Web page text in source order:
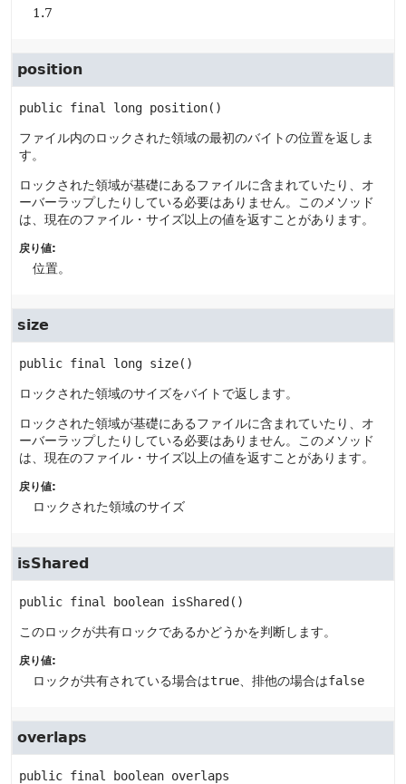
1.7
position
public final long position()
ファイル内のロックされた領域の最初のバイトの位置を返しま
す。
ロックされた領域が基礎にあるファイルに含まれていたり、オ
ーバーラップしたりしている必要はありません。このメソッド
は、現在のファイル・サイズ以上の値を返すことがあります。
戻り値:
位置。
size
public final long size()
ロックされた領域のサイズをバイトで返します。
ロックされた領域が基礎にあるファイルに含まれていたり、オ
ーバーラップしたりしている必要はありません。このメソッド
は、現在のファイル・サイズ以上の値を返すことがあります。
戻り値:
ロックされた領域のサイズ
isShared
public final boolean isShared ()
このロックが共有ロックであるかどうかを判断します。
戻り値:
ロックが共有されている場合はtrue 、排他の場合はfalse
overlaps
public final boolean overlaps